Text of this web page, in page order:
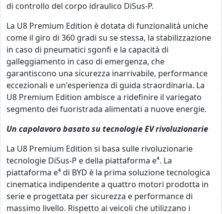
di controllo del corpo idraulico DiSus-P.
La U8 Premium Edition è dotata di funzionalità uniche
come il giro di 360 gradi su se stessa, la stabilizzazione
in caso di pneumatici sgonfi e la capacità di
galleggiamento in caso di emergenza, che
garantiscono una sicurezza inarrivabile, performance
eccezionali e un'esperienza di guida straordinaria. La
U8 Premium Edition ambisce a ridefinire il variegato
segmento dei fuoristrada alimentati a nuove energie.
Un capolavoro basato su tecnologie EV rivoluzionarie
La U8 Premium Edition si basa sulle rivoluzionarie
tecnologie DiSus-P e della piattaforma e⁴. La
piattaforma e⁴ di BYD è la prima soluzione tecnologica
cinematica indipendente a quattro motori prodotta in
serie e progettata per sicurezza e performance di
massimo livello. Rispetto ai veicoli che utilizzano i